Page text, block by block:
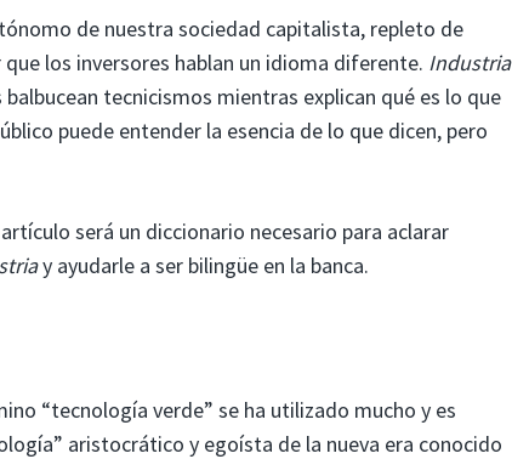
de nuestra sociedad capitalista, repleto de
los inversores hablan un idioma diferente. Industria
tecnicismos mientras explican qué es lo que
puede entender la esencia de lo que dicen, pero
será un diccionario necesario para aclarar
y ayudarle a ser bilingüe en la banca.
“tecnología verde” se ha utilizado mucho y es
aristocrático y egoísta de la nueva era conocido